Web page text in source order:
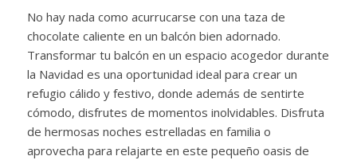
No hay nada como acurrucarse con una taza de
chocolate caliente en un balcón bien adornado.
Transformar tu balcón en un espacio acogedor durante
la Navidad es una oportunidad ideal para crear un
refugio cálido y festivo, donde además de sentirte
cómodo, disfrutes de momentos inolvidables. Disfruta
de hermosas noches estrelladas en familia o
aprovecha para relajarte en este pequeño oasis de